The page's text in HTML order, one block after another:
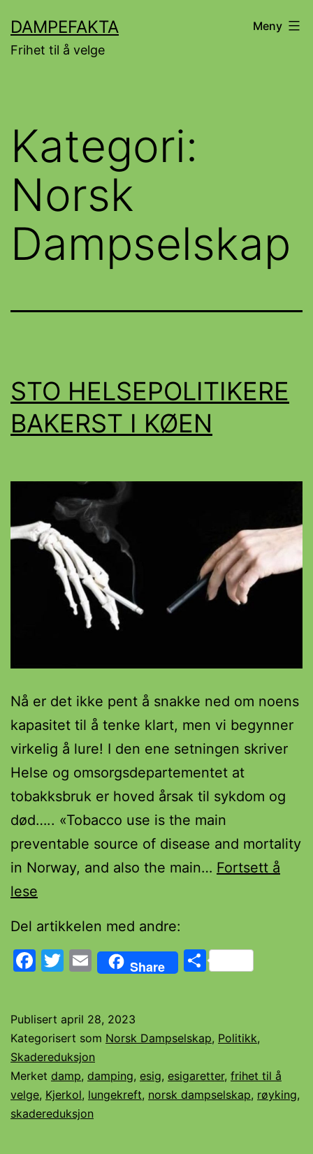
til
innhold
DAMPEFAKTA
Frihet til å velge
Meny
Kategori:
Norsk
Dampselskap
STO HELSEPOLITIKERE
BAKERST I KØEN
Nå er det ikke pent å snakke ned om noens
kapasitet til å tenke klart, men vi begynner
virkelig å lure! I den ene setningen skriver
Helse og omsorgsdepartementet at
tobakksbruk er hoved årsak til sykdom og
død….. «Tobacco use is the main
preventable source of disease and mortality
in Norway, and also the main… Fortsett å
lese
Del artikkelen med andre:
Facebook
Twitter
EmailShare Share
Publisert april 28, 2023
Kategorisert som Norsk Dampselskap, Politikk,
Skadereduksjon
Merket damp, damping, esig, esigaretter, frihet til å
velge, Kjerkol, lungekreft, norsk dampselskap, røyking,
skadereduksjon